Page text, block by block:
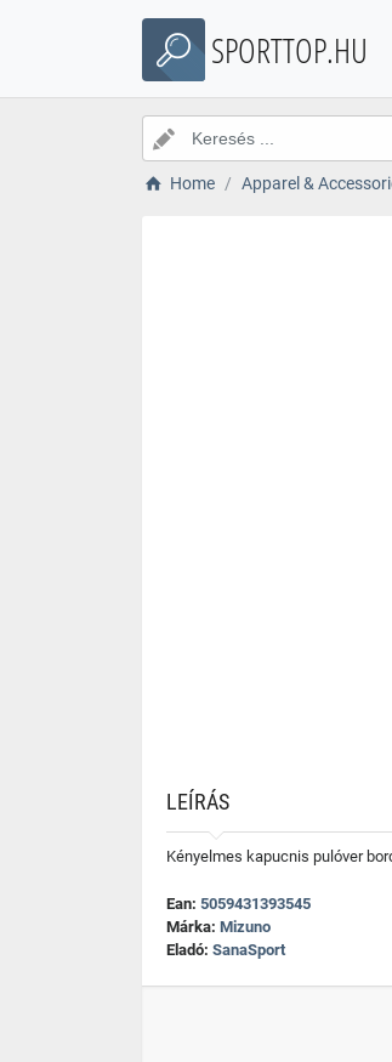
SPORTTOP.HU
Home Apparel &
LEÍRÁS
Kényelmes kapucnis pulóver
Ean: 5059431393545
Márka: Mizuno
Eladó: SanaSport